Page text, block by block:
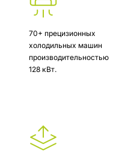
70+ прецизионных
холодильных машин
производительностью
128 кВт.